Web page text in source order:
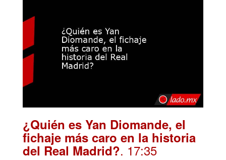
¿Quién es Yan Diomande, el
fichaje más caro en la historia
del Real Madrid?. 17:35